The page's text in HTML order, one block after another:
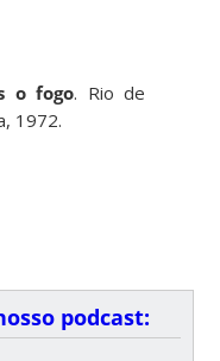
o fogo. Rio de
1972.
podcast: